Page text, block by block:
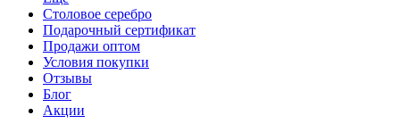
Столовое серебро
Подарочный сертификат
Продажи оптом
Условия покупки
Отзывы
Блог
Акции